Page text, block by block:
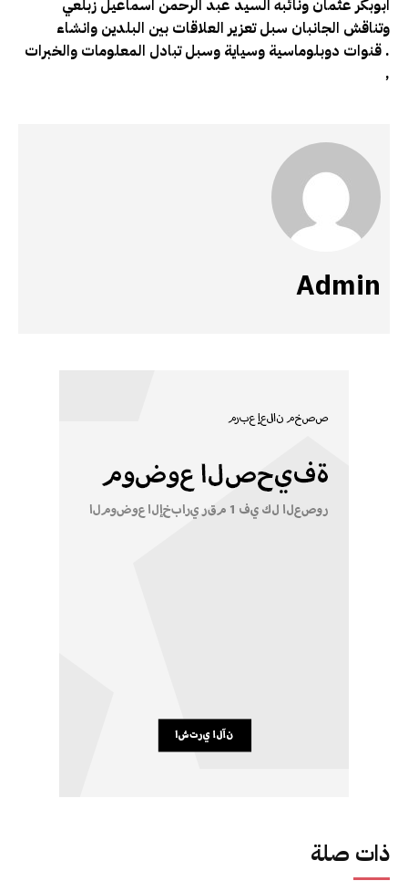
ذات صلة
ابوبكر عثمان ونائبه السيد عبد الرحمن اسماعيل زبلعي
وتناقش الجانبان سبل تعزير العلاقات بين البلدين وانشاء
قنوات دوبلوماسية وسياية وسبل تبادل المعلومات والخبرات .
,
Admin